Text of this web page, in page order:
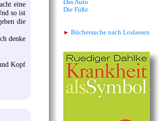
eine
so ist
die
denke
Kopf
Das Auto
Die Füße
► Büchersuche nach Loslassen